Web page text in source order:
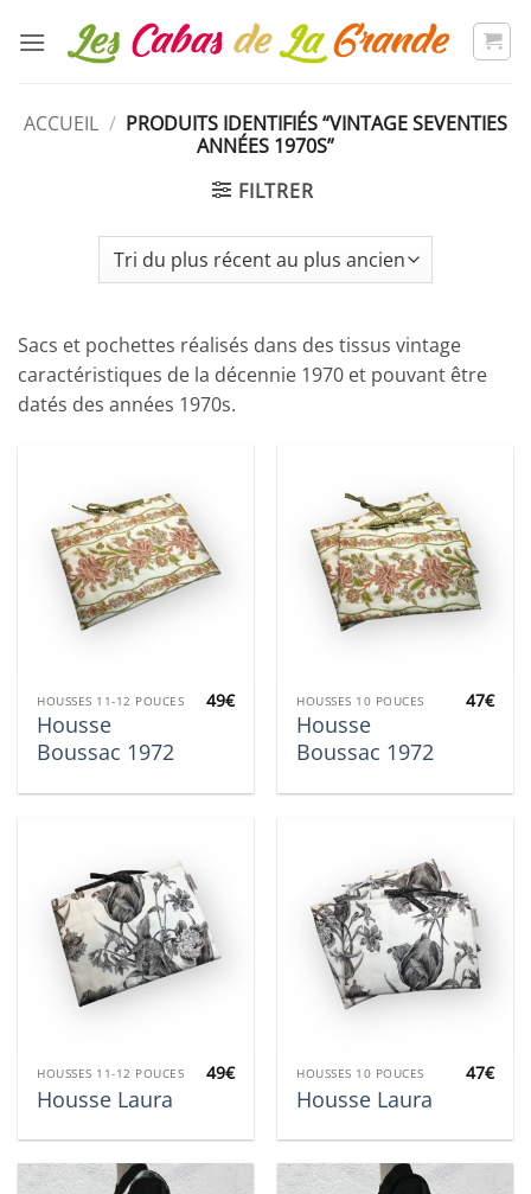
au
ACCUEIL / PRODUITS IDENTIFIÉS “VINTAGE SEVENTIES
ANNÉES 1970S”
FILTRER
Sacs et pochettes réalisés dans des tissus vintage
caractéristiques de la décennie 1970 et pouvant être
datés des années 1970s.
HOUSSES 11-12 POUCES
Housse
Boussac 1972
49€ HOUSSES 10 POUCES
Housse
Boussac 1972
47€
HOUSSES 11-12 POUCES
Housse Laura
49€ HOUSSES 10 POUCES
Housse Laura
47€